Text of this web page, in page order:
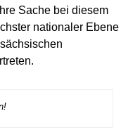
Sache bei diesem
nationaler Ebene